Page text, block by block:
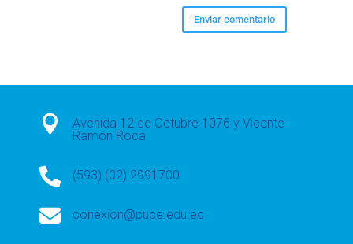

Avenida 12 de Octubre 1076 y Vicente
Ramón Roca
 (593) (02) 2991700
 conexion@puce.edu.ec